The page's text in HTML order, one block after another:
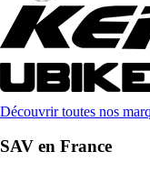
Découvrir toutes nos
SAV en France